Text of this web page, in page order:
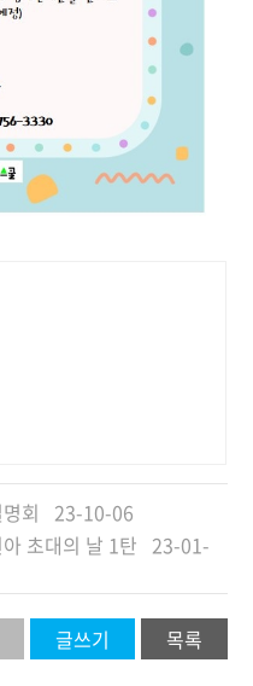
회
23-10-06
초대의 날 1탄 23-01-
목록
글쓰기